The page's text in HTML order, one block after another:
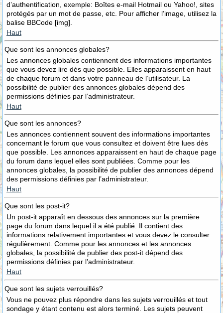
d’authentification, exemple: Boîtes e-mail Hotmail ou Yahoo!, sites
protégés par un mot de passe, etc. Pour afficher l’image, utilisez la
balise BBCode [img].
Haut
Que sont les annonces globales?
Les annonces globales contiennent des informations importantes
que vous devez lire dès que possible. Elles apparaissent en haut
de chaque forum et dans votre panneau de l’utilisateur. La
possibilité de publier des annonces globales dépend des
permissions définies par l’administrateur.
Haut
Que sont les annonces?
Les annonces contiennent souvent des informations importantes
concernant le forum que vous consultez et doivent être lues dès
que possible. Les annonces apparaissent en haut de chaque page
du forum dans lequel elles sont publiées. Comme pour les
annonces globales, la possibilité de publier des annonces dépend
des permissions définies par l’administrateur.
Haut
Que sont les post-it?
Un post-it apparaît en dessous des annonces sur la première
page du forum dans lequel il a été publié. Il contient des
informations relativement importantes et vous devez le consulter
régulièrement. Comme pour les annonces et les annonces
globales, la possibilité de publier des post-it dépend des
permissions définies par l’administrateur.
Haut
Que sont les sujets verrouillés?
Vous ne pouvez plus répondre dans les sujets verrouillés et tout
sondage y étant contenu est alors terminé. Les sujets peuvent